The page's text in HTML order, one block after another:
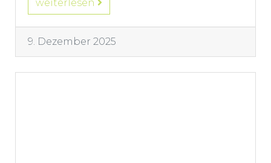
weiterlesen
9. Dezember 2025